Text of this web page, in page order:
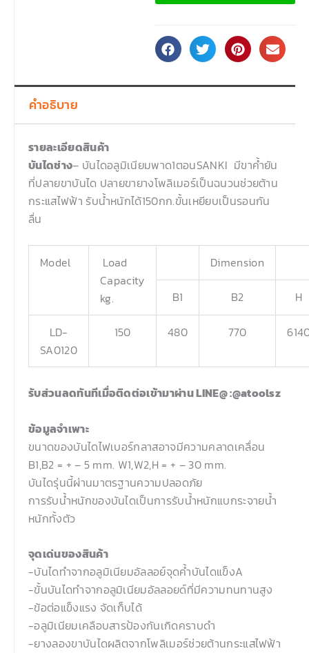
คำอธิบาย
รายละเอียดสินค้า
บันไดช่าง– บันไดอลูมิเนียมพาด1ตอนSANKI มีขาค้ำยัน
ที่ปลายขาบันได ปลายขายางโพลิเมอร์เป็นฉนวนช่วยต้าน
กระแสไฟฟ้า รับน้ำหนักได้150กก.ขั้นเหยียบเป็นรอนกัน
ลื่น
Model
Load
Capacity
kg.
Dimension
B1 B2 H
LD-
SA0120
150 480 770
รับส่วนลดทันทีเมื่อติดต่อเข้ามาผ่าน LINE@ :@atoolsz
ข้อมูลจำเพาะ
ขนาดของบันไดไฟเบอร์กลาสอาจมีความคลาดเคลื่อน
B1,B2 = + – 5 mm. W1,W2,H = + – 30 mm.
บันไดรุ่นนี้ผ่านมาตรฐานความปลอดภัย
การรับน้ำหนักของบันไดเป็นการรับน้ำหนักแบกระจายน้ำ
หนักทั้งตัว
จุดเด่นของสินค้า
-บันไดทำจากอลูมิเนียมอัลลอย์จุดค้ำบันไดแข็งA
-ขั้นบันไดทำจากอลูมิเนียมอัลลอยด์ที่มีความทนทานสูง
-ข้อต่อแข็งแรง จัดเก็บได้
-อลูมิเนียมเคลือบสารป้องกันเกิดคราบดำ
-ยางลองขาบันไดผลิตจากโพลิเมอร์ช่วยต้านกระแสไฟฟ้า